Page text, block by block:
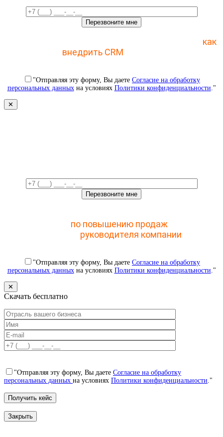
как
внедрить CRM
"Отправляя эту форму, Вы даете Согласие на обработку
персональных данныхна условиях Политики конфиденциальности."
✕
по повышению продаж
руководителя компании
"Отправляя эту форму, Вы даете Согласие на обработку
персональных данныхна условиях Политики конфиденциальности."
✕
Скачать бесплатно
"Отправляя эту форму, Вы даете Согласие на обработку
персональных данных на условиях Политики конфиденциальности."
Закрыть